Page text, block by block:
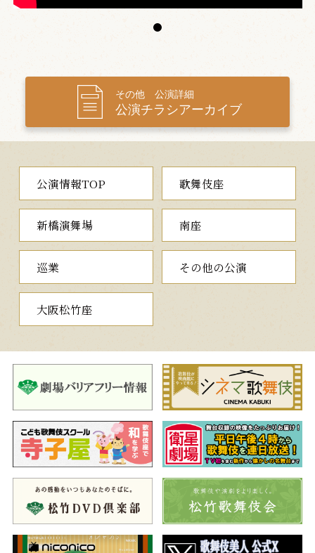
その他 公演詳細
公演チラシアーカイブ
公演情報TOP 歌舞伎座
新橋演舞場 南座
巡業 その他の公演
大阪松竹座